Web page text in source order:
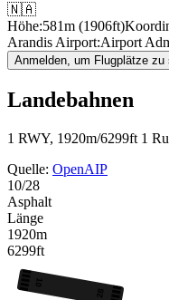
🇳🇦
Höhe:581m (1906ft)
Arandis Airport:Airport
Anmelden, um Flugplätze zu
Landebahnen
1 RWY, 1920m/6299ft 1
Quelle: OpenAIP
10/28
Asphalt
Länge
1920m
6299ft
28
10